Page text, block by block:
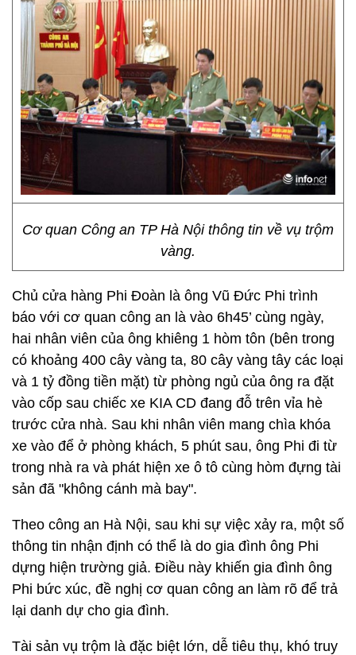
Cơ quan Công an TP Hà Nội thông tin về vụ trộm
vàng.
Chủ cửa hàng Phi Đoàn là ông Vũ Đức Phi trình
báo với cơ quan công an là vào 6h45’ cùng ngày,
hai nhân viên của ông khiêng 1 hòm tôn (bên trong
có khoảng 400 cây vàng ta, 80 cây vàng tây các loại
và 1 tỷ đồng tiền mặt) từ phòng ngủ của ông ra đặt
vào cốp sau chiếc xe KIA CD đang đỗ trên vỉa hè
trước cửa nhà. Sau khi nhân viên mang chìa khóa
xe vào để ở phòng khách, 5 phút sau, ông Phi đi từ
trong nhà ra và phát hiện xe ô tô cùng hòm đựng tài
sản đã "không cánh mà bay".
Theo công an Hà Nội, sau khi sự việc xảy ra, một số
thông tin nhận định có thể là do gia đình ông Phi
dựng hiện trường giả. Điều này khiến gia đình ông
Phi bức xúc, đề nghị cơ quan công an làm rõ để trả
lại danh dự cho gia đình.
Tài sản vụ trộm là đặc biệt lớn, dễ tiêu thụ, khó truy